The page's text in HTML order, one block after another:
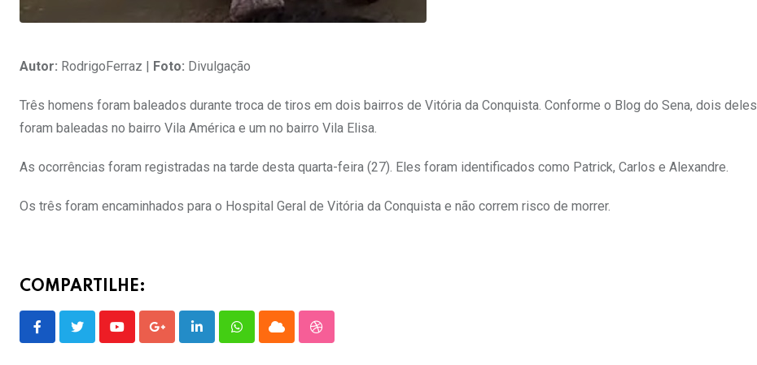
Autor: RodrigoFerraz | Foto: Divulgação
Três homens foram baleados durante troca de tiros em dois bairros de Vitória da Conquista. Conforme o Blog do Sena, dois deles
foram baleadas no bairro Vila América e um no bairro Vila Elisa.
As ocorrências foram registradas na tarde desta quarta-feira (27). Eles foram identificados como Patrick, Carlos e Alexandre.
Os três foram encaminhados para o Hospital Geral de Vitória da Conquista e não correm risco de morrer.
COMPARTILHE:
YoutubeGoogle+LinkedInWhatsappCloud StumbleUpon